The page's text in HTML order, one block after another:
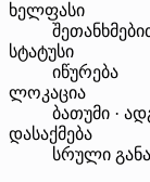
ხელფასი
სტატუსი
იწურება
ლოკაცია
ბათუმი ·
დასაქმება
სრული